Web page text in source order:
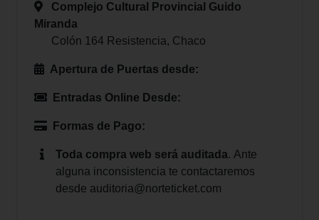
Complejo Cultural Provincial Guido
Miranda
Colón 164 Resistencia, Chaco
Apertura de Puertas desde:
Entradas Online Desde:
Formas de Pago:
Toda compra web será auditada. Ante
alguna inconsistencia te contactaremos
desde auditoria@norteticket.com